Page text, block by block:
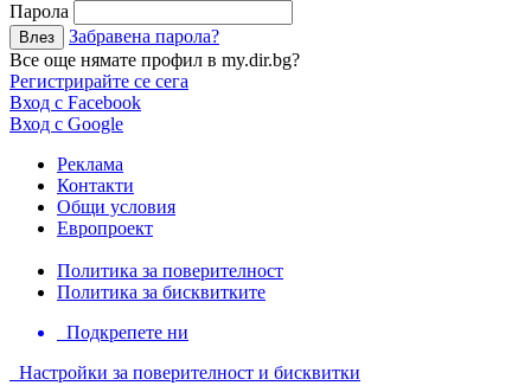
Парола
Забравена парола?
Все още нямате профил в my.dir.bg?
Регистрирайте се сега
Вход с Facebook
Вход с Google
Реклама
Контакти
Общи условия
Европроект
Политика за поверителност
Политика за бисквитките
Подкрепете ни
Настройки за поверителност и бисквитки